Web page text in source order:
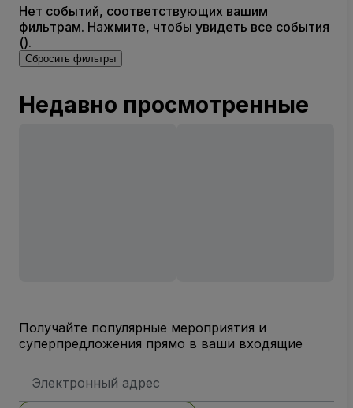
Нет событий, соответствующих вашим
фильтрам. Нажмите, чтобы увидеть все события
().
Сбросить фильтры
Недавно просмотренные
Получайте популярные мероприятия и
суперпредложения прямо в ваши входящие
электронной